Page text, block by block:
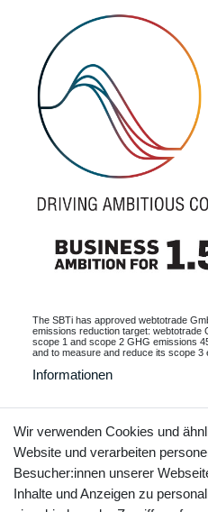
The SBTi has approved webtotrade
emissions reduction target: webtotrade
scope 1 and scope 2 GHG emissions
and to measure and reduce its scope 3
Informationen
Vertrag
YouTube
Wir verwenden Cookies und
Website und verarbeiten
Besucher:innen unserer
Inhalte und Anzeigen zu